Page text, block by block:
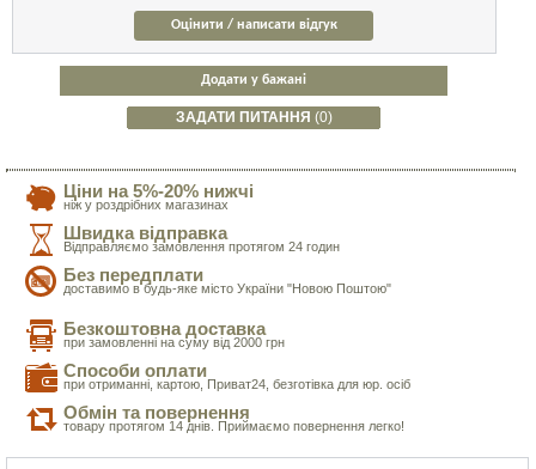
Оцінити / написати відгук
Додати у бажані
ЗАДАТИ ПИТАННЯ (0)
Ціни на 5%-20% нижчі
ніж у роздрібних магазинах
Швидка відправка
Відправляємо замовлення протягом 24 годин
Без передплати
доставимо в будь-яке місто України "Новою Поштою"
Безкоштовна доставка
при замовленні на суму від 2000 грн
Способи оплати
при отриманні, картою, Приват24, безготівка для юр. осіб
Обмін та повернення
товару протягом 14 днів. Приймаємо повернення легко!